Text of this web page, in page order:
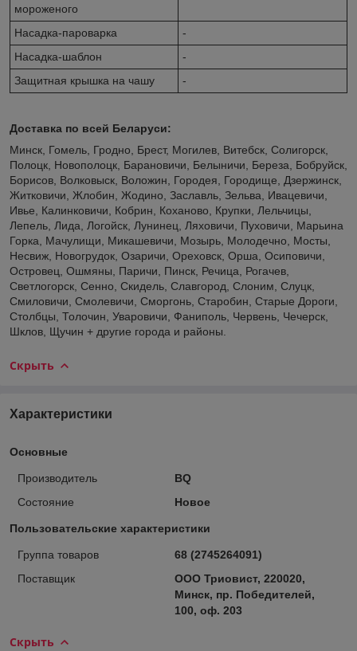
мороженого
Насадка-пароварка
-
Насадка-шаблон
-
Защитная крышка на чашу
-
Доставка по всей Беларуси:
Минск, Гомель, Гродно, Брест, Могилев, Витебск, Солигорск,
Полоцк, Новополоцк, Барановичи, Белыничи, Береза, Бобруйск,
Борисов, Волковыск, Воложин, Городея, Городище, Дзержинск,
Житковичи, Жлобин, Жодино, Заславль, Зельва, Ивацевичи,
Ивье, Калинковичи, Кобрин, Коханово, Крупки, Лельчицы,
Лепель, Лида, Логойск, Лунинец, Ляховичи, Пуховичи, Марьина
Горка, Мачулищи, Микашевичи, Мозырь, Молодечно, Мосты,
Несвиж, Новогрудок, Озаричи, Ореховск, Орша, Осиповичи,
Островец, Ошмяны, Паричи, Пинск, Речица, Рогачев,
Светлогорск, Сенно, Скидель, Славгород, Слоним, Слуцк,
Смиловичи, Смолевичи, Сморгонь, Старобин, Старые Дороги,
Столбцы, Толочин, Уваровичи, Фаниполь, Червень, Чечерск,
Шклов, Щучин + другие города и районы.
Скрыть
Характеристики
Основные
Производитель
BQ
Состояние
Новое
Пользовательские характеристики
Группа товаров
68 (2745264091)
Поставщик
ООО Триовист, 220020,
Минск, пр. Победителей,
100, оф. 203
Скрыть